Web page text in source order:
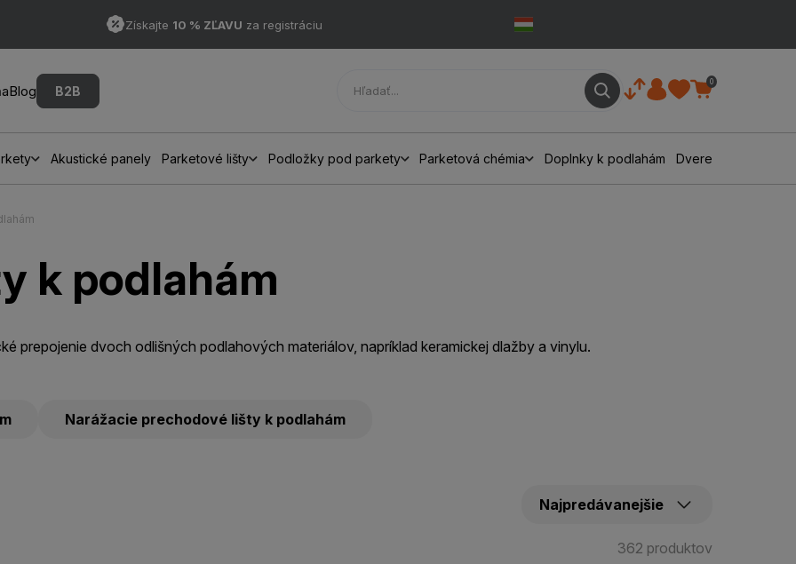
Získajte 10 % ZĽAVU za registráciu
Blog B2B
0
Akustické panely Parketové lišty Podložky pod parkety Parketová chémia Doplnky k podlahám Dvere
k podlahám
prepojenie dvoch odlišných podlahových materiálov, napríklad keramickej dlažby a vinylu.
Narážacie prechodové lišty k podlahám
362 produktov